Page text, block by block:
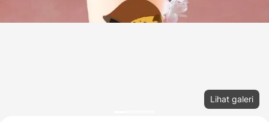
Lihat galeri